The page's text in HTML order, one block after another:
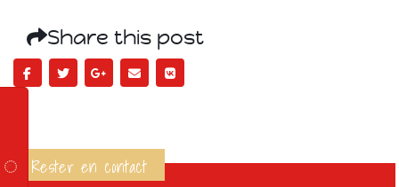
Share this post
Rester en contact